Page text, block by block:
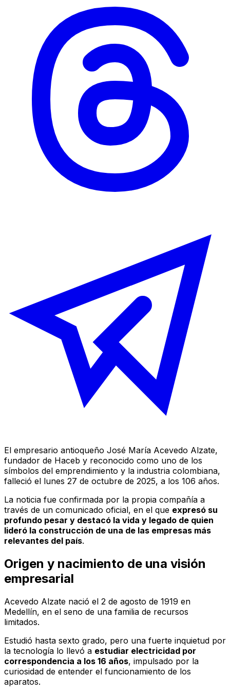
El empresario antioqueño José María Acevedo Alzate,
fundador de Haceb y reconocido como uno de los
símbolos del emprendimiento y la industria colombiana,
falleció el lunes 27 de octubre de 2025, a los 106 años.
La noticia fue confirmada por la propia compañía a
través de un comunicado oficial, en el que expresó su
profundo pesar y destacó la vida y legado de quien
lideró la construcción de una de las empresas más
relevantes del país.
Origen y nacimiento de una visión
empresarial
Acevedo Alzate nació el 2 de agosto de 1919 en
Medellín, en el seno de una familia de recursos
limitados.
Estudió hasta sexto grado, pero una fuerte inquietud por
la tecnología lo llevó a estudiar electricidad por
correspondencia a los 16 años, impulsado por la
curiosidad de entender el funcionamiento de los
aparatos.